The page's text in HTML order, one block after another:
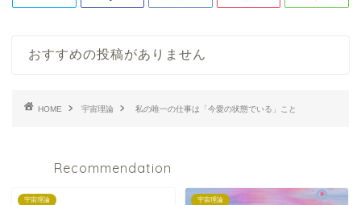
おすすめの投稿がありません
HOME 宇宙理論 私の唯一の仕事は「今愛の状態でいる」こと
Recommendation
宇宙理論 宇宙理論